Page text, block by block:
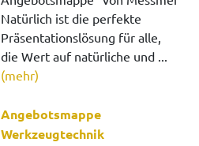
Natürlich ist die perfekte
Präsentationslösung für alle,
die Wert auf natürliche und ...
(mehr)
Angebotsmappe
Werkzeugtechnik